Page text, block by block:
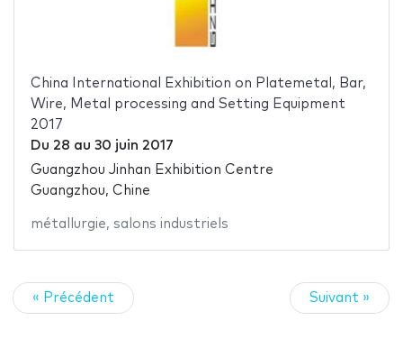
China International Exhibition on Platemetal, Bar,
Wire, Metal processing and Setting Equipment
2017
Du 28 au 30 juin 2017
Guangzhou Jinhan Exhibition Centre
Guangzhou, Chine
métallurgie, salons industriels
« Précédent Suivant »